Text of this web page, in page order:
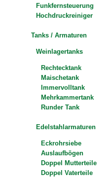
Funkfernsteuerung
Hochdruckreiniger
Tanks / Armaturen
Weinlagertanks
Rechtecktank
Maischetank
Immervolltank
Mehrkammertank
Runder Tank
Edelstahlarmaturen
Eckrohrsiebe
Auslaufbögen
Doppel Mutterteile
Doppel Vaterteile